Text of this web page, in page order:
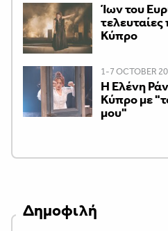
Ίων του
Κύπρο
1-7 OCTOBER
H Ελένη
Κύπρο με
μου"
Δημοφιλή